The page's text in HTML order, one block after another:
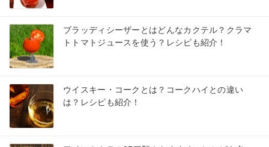
ブラッディシーザーとはどんなカクテル？クラマ
トトマトジュースを使う？レシピも紹介！
ウイスキー・コークとは？コークハイとの違い
は？レシピも紹介！